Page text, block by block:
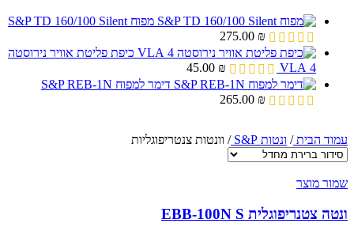
מפוח S&P TD 160/100 Silent
275.00 ₪
כיפת פליטת אוויר נירוסטה
4 VLA
45.00 ₪
דימר למפוח S&P REB-1N
265.00 ₪
עמוד הבית/ ונטות S&P / וונטות צנטריפוגליות
שמור מוצר
ונטה צטנריפוגלית EBB-100N S